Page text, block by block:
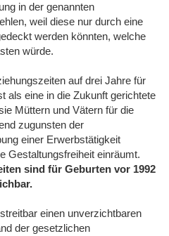
in der genannten
weil diese nur durch eine
werden könnten, welche
würde.
auf drei Jahre für
als eine in die Zukunft gerichtete
Müttern und Vätern für die
zugunsten der
einer Erwerbstätigkeit
Gestaltungsfreiheit einräumt.
sind für Geburten vor 1992
einen unverzichtbaren
der gesetzlichen